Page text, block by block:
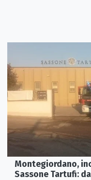
Montegiordano,
Sassone Tartufi: